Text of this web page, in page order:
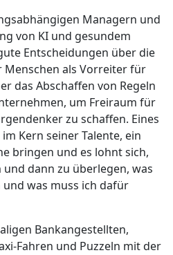
Managern und
von KI und gesundem
Entscheidungen über die
Menschen als Vorreiter für
das Abschaffen von Regeln
um Freiraum für
zu schaffen. Eines
Kern seiner Talente, ein
bringen und es lohnt sich,
dann zu überlegen, was
was muss ich dafür
Bankangestellten,
Fahren und Puzzeln mit der